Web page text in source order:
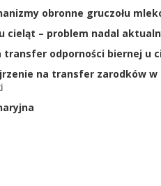
obronne gruczołu
cieląt – problem nadal
transfer odporności biernej u
na transfer zarodków w